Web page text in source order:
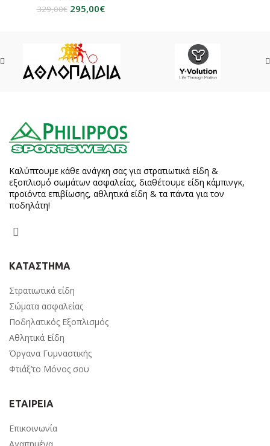
329,00€ 295,00€
Καλύπτουμε κάθε ανάγκη σας για στρατιωτικά είδη &
εξοπλισμό σωμάτων ασφαλείας, διαθέτουμε είδη κάμπινγκ,
προϊόντα επιβίωσης, αθλητικά είδη & τα πάντα για τον
ποδηλάτη!
ΚΑΤΑΣΤΗΜΑ
Στρατιωτικά είδη
Σώματα ασφαλείας
Ποδηλατικός Εξοπλισμός
Αθλητικά Είδη
Όργανα Γυμναστικής
Φτιάξ’το Μόνος σου
ΕΤΑΙΡΕΙΑ
Επικοινωνία